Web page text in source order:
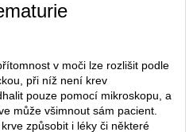
v moči lze rozlišit podle
při níž není krev
pouze pomocí mikroskopu, a
může všimnout sám pacient.
způsobit i léky či některé